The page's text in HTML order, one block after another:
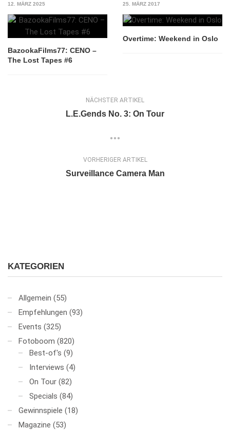
12. MÄRZ 2025
BazookaFilms77: CENO –
The Lost Tapes #6
25. MÄRZ 2017
Overtime: Weekend in Oslo
NÄCHSTER ARTIKEL
L.E.Gends No. 3: On Tour
VORHERIGER ARTIKEL
Surveillance Camera Man
KATEGORIEN
Allgemein (55)
Empfehlungen (93)
Events (325)
Fotoboom (820)
Best-of's (9)
Interviews (4)
On Tour (82)
Specials (84)
Gewinnspiele (18)
Magazine (53)